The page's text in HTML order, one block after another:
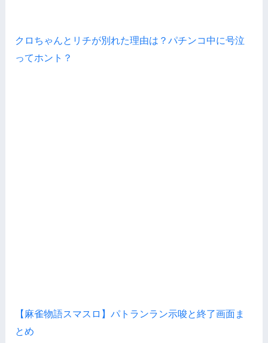
クロちゃんとリチが別れた理由は？パチンコ中に号泣
ってホント？
【麻雀物語スマスロ】パトランラン示唆と終了画面ま
とめ